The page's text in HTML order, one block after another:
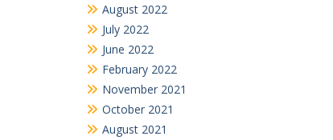
August 2022
July 2022
June 2022
February 2022
November 2021
October 2021
August 2021